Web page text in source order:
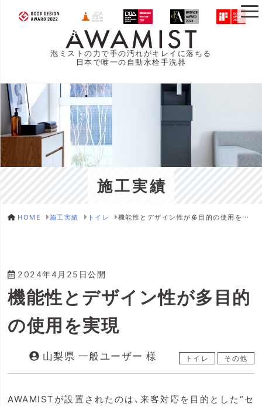
泡ミストの力で手の汚れがキレイに落ちる
日本で唯一の自動水栓手洗器
施工実績
HOME 施工実績 トイレ 機能性とデザイン性が多目的の使用を実現
2024年4月25日公開
機能性とデザイン性が多目的
の使用を実現
山梨県 一般ユーザー 様 トイレ その他
AWAMISTが設置されたのは、来客対応を目的とした“セ